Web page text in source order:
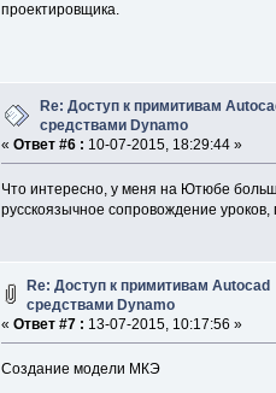
проектировщика.
Re: Доступ к примитивам
средствами Dynamo
« Ответ #6 : 10-07-2015, 18:29:44 »
Что интересно, у меня на Ютюбе
русскоязычное сопровождение
Re: Доступ к примитивам Autocad
средствами Dynamo
« Ответ #7 : 13-07-2015, 10:17:56 »
Создание модели МКЭ